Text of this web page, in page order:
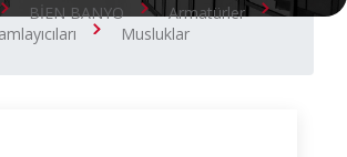
BİEN BANYO
Armatürler
Musluklar